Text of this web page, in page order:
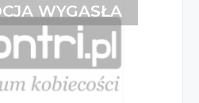
WYGASŁA